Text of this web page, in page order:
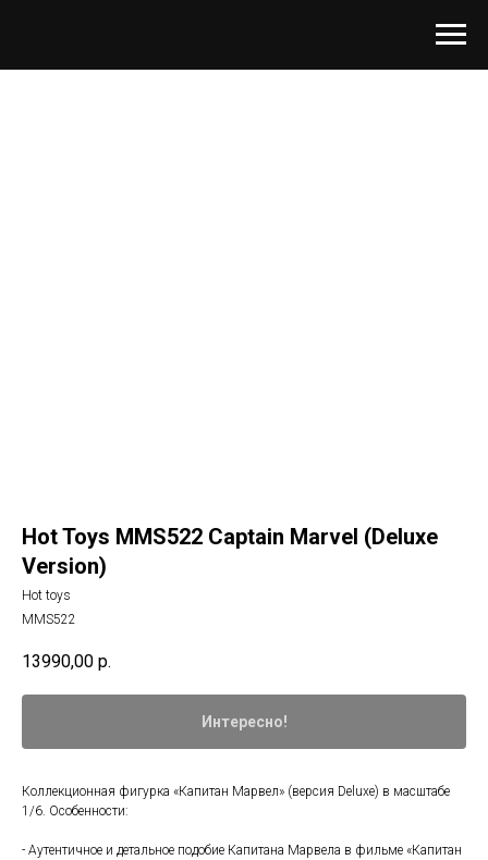
Hot Toys MMS522 Captain Marvel (Deluxe
Version)
Hot toys
MMS522
13990,00 р.
Интересно!
Коллекционная фигурка «Капитан Марвел» (версия Deluxe) в масштабе
1/6. Особенности:
- Аутентичное и детальное подобие Капитана Марвела в фильме «Капитан